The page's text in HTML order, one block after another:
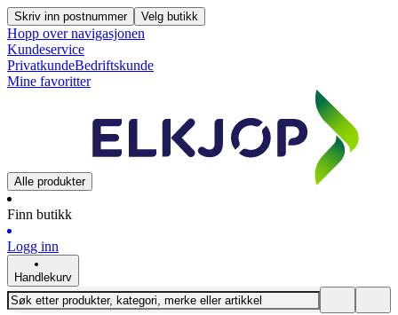
Skriv inn postnummer Velg butikk
Hopp over navigasjonen
Kundeservice
PrivatkundeBedriftskunde
Mine favoritter
Alle produkter
Finn butikk
Logg inn
Handlekurv